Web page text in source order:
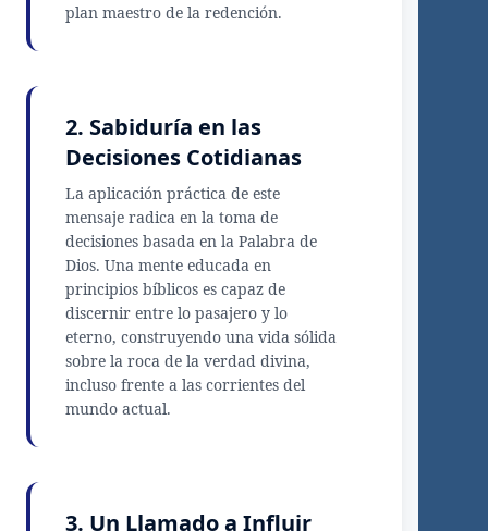
plan maestro de la redención.
2. Sabiduría en las
Decisiones Cotidianas
La aplicación práctica de este
mensaje radica en la toma de
decisiones basada en la Palabra de
Dios. Una mente educada en
principios bíblicos es capaz de
discernir entre lo pasajero y lo
eterno, construyendo una vida sólida
sobre la roca de la verdad divina,
incluso frente a las corrientes del
mundo actual.
3. Un Llamado a Influir